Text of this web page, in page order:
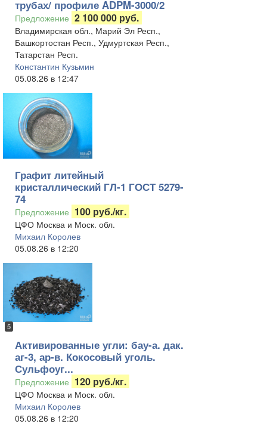
трубах/ профиле ADPM-3000/2
Предложение 2 100 000 руб.
Владимирская обл., Марий Эл Респ.,
Башкортостан Респ., Удмуртская Респ.,
Татарстан Респ.
Константин Кузьмин
05.08.26 в 12:47
Графит литейный
кристаллический ГЛ-1 ГОСТ 5279-
74
Предложение 100 руб./кг.
ЦФО Москва и Моск. обл.
Михаил Королев
05.08.26 в 12:20
5
Активированные угли: бау-а. дак.
аг-3, ар-в. Кокосовый уголь.
Сульфоуг...
Предложение 120 руб./кг.
ЦФО Москва и Моск. обл.
Михаил Королев
05.08.26 в 12:20